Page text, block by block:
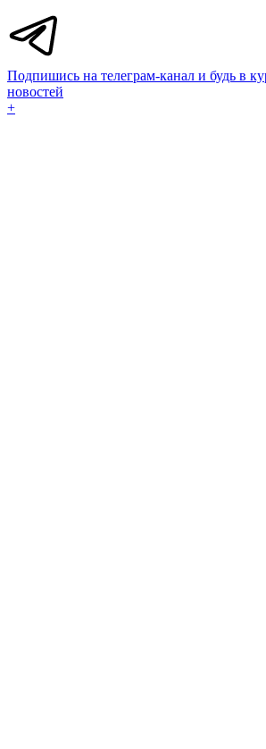
Подпишись на телеграм-канал и будь в
новостей
+